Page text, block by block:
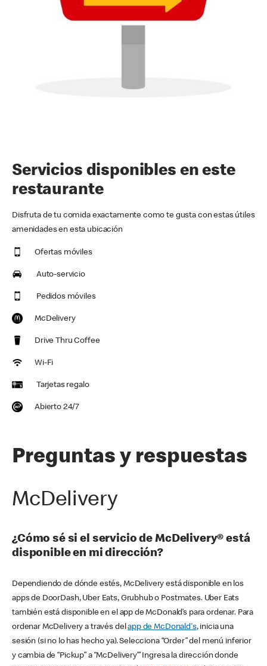
Servicios disponibles en este
restaurante
Disfruta de tu comida exactamente como te gusta con estas útiles
amenidades en esta ubicación
Ofertas móviles
Auto-servicio
Pedidos móviles
McDelivery
Drive Thru Coffee
Wi-Fi
Tarjetas regalo
Abierto 24/7
Preguntas y respuestas
McDelivery
¿Cómo sé si el servicio de McDelivery® está
disponible en mi dirección?
Dependiendo de dónde estés, McDelivery está disponible en los
apps de DoorDash, Uber Eats, Grubhub o Postmates. Uber Eats
también está disponible en el app de McDonald’s para ordenar. Para
ordenar McDelivery a través delapp de McDonald's, inicia una
sesión (si no lo has hecho ya). Selecciona “Order” del menú inferior
y cambia de “Pickup” a “McDelivery’” Ingresa la dirección donde